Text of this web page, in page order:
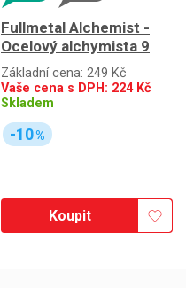
Fullmetal Alchemist -
Ocelový alchymista 9
Základní cena: 249 Kč
Vaše cena s DPH: 224Kč
Skladem
-10%
Koupit